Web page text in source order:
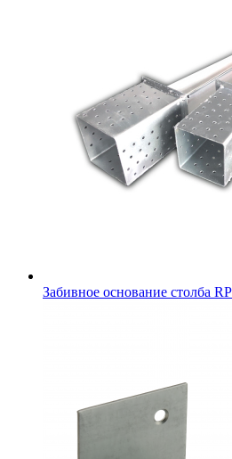
Забивное основание столба